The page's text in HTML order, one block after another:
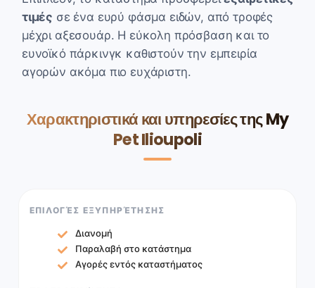
τιμές σε ένα ευρύ φάσμα ειδών, από τροφές
μέχρι αξεσουάρ. Η εύκολη πρόσβαση και το
ευνοϊκό πάρκινγκ καθιστούν την εμπειρία
αγορών ακόμα πιο ευχάριστη.
Χαρακτηριστικά και υπηρεσίες της My
Pet Ilioupoli
ΕΠΙΛΟΓΈΣ ΕΞΥΠΗΡΈΤΗΣΗΣ
Διανομή
Παραλαβή στο κατάστημα
Αγορές εντός καταστήματος